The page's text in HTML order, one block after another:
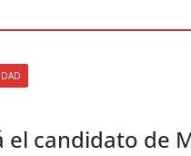
el candidato de